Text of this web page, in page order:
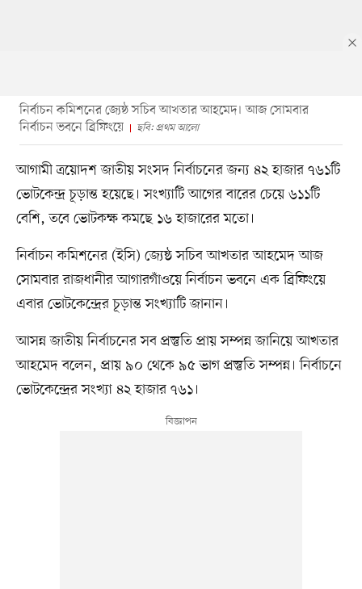
নির্বাচন কমিশনের জ্যেষ্ঠ সচিব আখতার আহমেদ। আজ সোমবার
নির্বাচন ভবনে ব্রিফিংয়ে
ছবি: প্রথম আলো
আগামী ত্রয়োদশ জাতীয় সংসদ নির্বাচনের জন্য ৪২ হাজার ৭৬১টি
ভোটকেন্দ্র চূড়ান্ত হয়েছে। সংখ্যাটি আগের বারের চেয়ে ৬১১টি
বেশি, তবে ভোটকক্ষ কমছে ১৬ হাজারের মতো।
নির্বাচন কমিশনের (ইসি) জ্যেষ্ঠ সচিব আখতার আহমেদ আজ
সোমবার রাজধানীর আগারগাঁওয়ে নির্বাচন ভবনে এক ব্রিফিংয়ে
এবার ভোটকেন্দ্রের চূড়ান্ত সংখ্যাটি জানান।
আসন্ন জাতীয় নির্বাচনের সব প্রস্তুতি প্রায় সম্পন্ন জানিয়ে আখতার
আহমেদ বলেন, প্রায় ৯০ থেকে ৯৫ ভাগ প্রস্তুতি সম্পন্ন। নির্বাচনে
ভোটকেন্দ্রের সংখ্যা ৪২ হাজার ৭৬১।